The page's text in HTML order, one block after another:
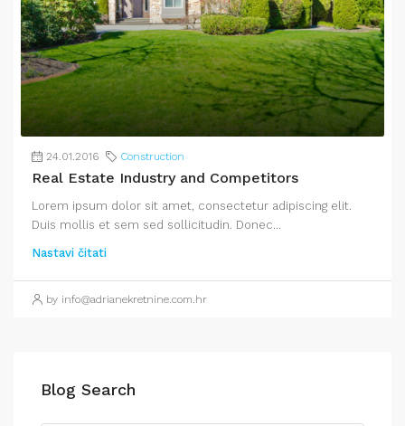
24.01.2016 Construction
Real Estate Industry and Competitors
Lorem ipsum dolor sit amet, consectetur adipiscing elit.
Duis mollis et sem sed sollicitudin. Donec...
Nastavi čitati
by info@adrianekretnine.com.hr
Blog Search